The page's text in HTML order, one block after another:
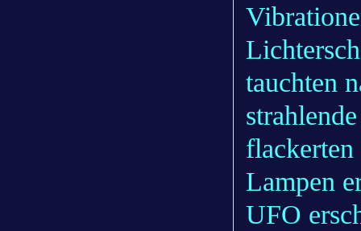
tauchten
Lampen
UFO